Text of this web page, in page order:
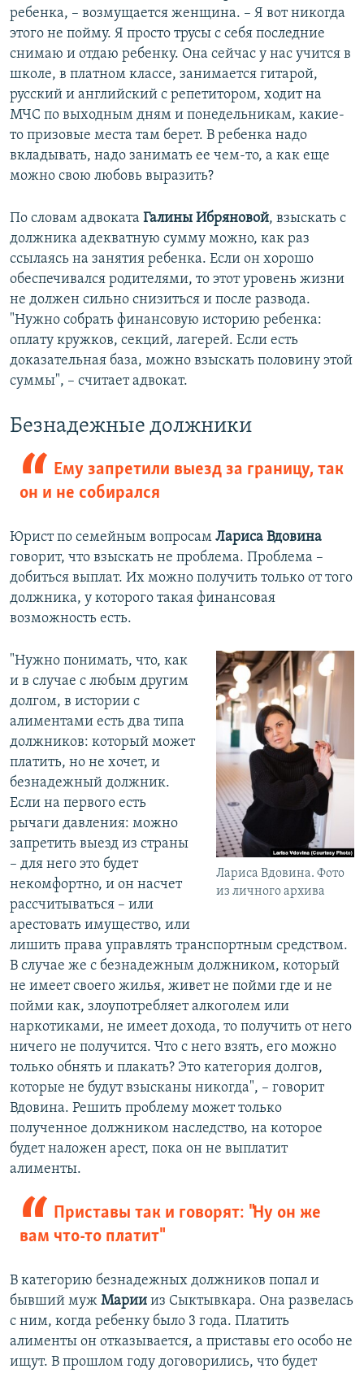
ребенка, – возмущается женщина. – Я вот никогда
этого не пойму. Я просто трусы с себя последние
снимаю и отдаю ребенку. Она сейчас у нас учится в
школе, в платном классе, занимается гитарой,
русский и английский с репетитором, ходит на
МЧС по выходным дням и понедельникам, какие-
то призовые места там берет. В ребенка надо
вкладывать, надо занимать ее чем-то, а как еще
можно свою любовь выразить?
По словам адвоката Галины Ибряновой, взыскать с
должника адекватную сумму можно, как раз
ссылаясь на занятия ребенка. Если он хорошо
обеспечивался родителями, то этот уровень жизни
не должен сильно снизиться и после развода.
"Нужно собрать финансовую историю ребенка:
оплату кружков, секций, лагерей. Если есть
доказательная база, можно взыскать половину этой
суммы", – считает адвокат.
Безнадежные должники
Ему запретили выезд за границу, так
он и не собирался
Юрист по семейным вопросам Лариса Вдовина
говорит, что взыскать не проблема. Проблема –
добиться выплат. Их можно получить только от того
должника, у которого такая финансовая
возможность есть.
Лариса Вдовина. Фото
из личного архива
"Нужно понимать, что, как
и в случае с любым другим
долгом, в истории с
алиментами есть два типа
должников: который может
платить, но не хочет, и
безнадежный должник.
Если на первого есть
рычаги давления: можно
запретить выезд из страны
– для него это будет
некомфортно, и он насчет
рассчитываться – или
арестовать имущество, или
лишить права управлять транспортным средством.
В случае же с безнадежным должником, который
не имеет своего жилья, живет не пойми где и не
пойми как, злоупотребляет алкоголем или
наркотиками, не имеет дохода, то получить от него
ничего не получится. Что с него взять, его можно
только обнять и плакать? Это категория долгов,
которые не будут взысканы никогда", – говорит
Вдовина. Решить проблему может только
полученное должником наследство, на которое
будет наложен арест, пока он не выплатит
алименты.
Приставы так и говорят: "Ну он же
вам что-то платит"
В категорию безнадежных должников попал и
бывший муж Марии из Сыктывкара. Она развелась
с ним, когда ребенку было 3 года. Платить
алименты он отказывается, а приставы его особо не
ищут. В прошлом году договорились, что будет